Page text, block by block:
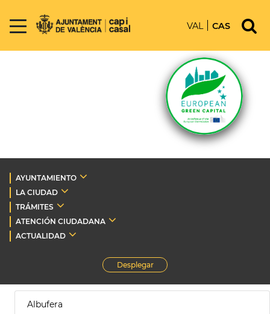
VAL CAS
AYUNTAMIENTO
LA CIUDAD
TRÁMITES
ATENCIÓN CIUDADANA
ACTUALIDAD
Desplegar
Albufera